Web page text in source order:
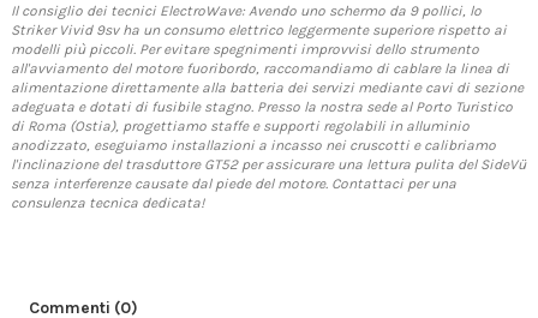
Il consiglio dei tecnici ElectroWave: Avendo uno schermo da 9 pollici, lo
Striker Vivid 9sv ha un consumo elettrico leggermente superiore rispetto ai
modelli più piccoli. Per evitare spegnimenti improvvisi dello strumento
all'avviamento del motore fuoribordo, raccomandiamo di cablare la linea di
alimentazione direttamente alla batteria dei servizi mediante cavi di sezione
adeguata e dotati di fusibile stagno. Presso la nostra sede al Porto Turistico
di Roma (Ostia), progettiamo staffe e supporti regolabili in alluminio
anodizzato, eseguiamo installazioni a incasso nei cruscotti e calibriamo
l'inclinazione del trasduttore GT52 per assicurare una lettura pulita del SideVü
senza interferenze causate dal piede del motore. Contattaci per una
consulenza tecnica dedicata!
Commenti (0)